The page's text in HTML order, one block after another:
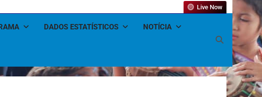
DADOS ESTATÍSTICOS NOTÍCIA
Live Now